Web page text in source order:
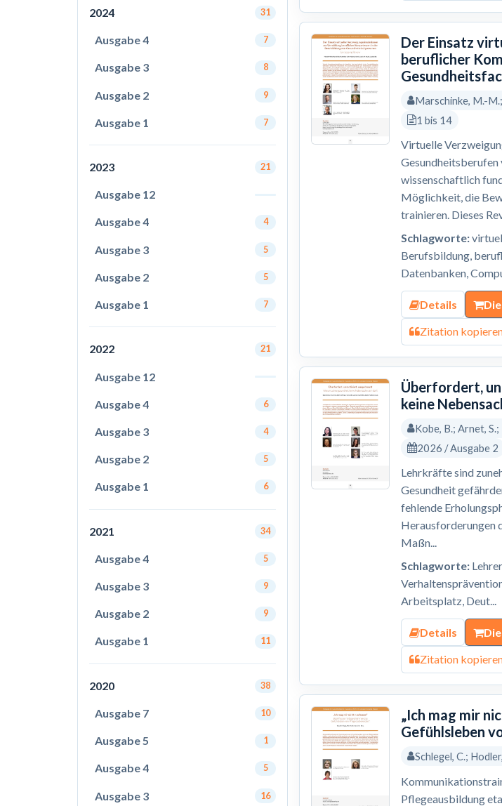
2024 31
Ausgabe 4 7
Ausgabe 3 8
Ausgabe 2 9
Ausgabe 1 7
2023 21
Ausgabe 12
Ausgabe 4 4
Ausgabe 3 5
Ausgabe 2 5
Ausgabe 1 7
2022 21
Ausgabe 12
Ausgabe 4 6
Ausgabe 3 4
Ausgabe 2 5
Ausgabe 1 6
2021 34
Ausgabe 4 5
Ausgabe 3 9
Ausgabe 2 9
Ausgabe 1 11
2020 38
Ausgabe 7 10
Ausgabe 5 1
Ausgabe 4 5
Ausgabe 3 16
Der Einsatz
beruflicher
Marschinke, M.-
1 bis 14
Virtuelle
wissenschaftlich
Möglichkeit, die
trainieren. Dieses
Schlagworte:
Berufsbildung,
Datenbanken,
Details
Zitation
Überfordert,
keine
Kobe, B.; Arnet,
2026 / Ausgabe 2
Lehrkräfte sind
Gesundheit
fehlende
Herausforderungen
Maßn...
Schlagworte:
Arbeitsplatz, Deut...
Details
Zitation
„Ich mag mir
Gefühlsleben
Schlegel, C.;
Pflegeausbildung